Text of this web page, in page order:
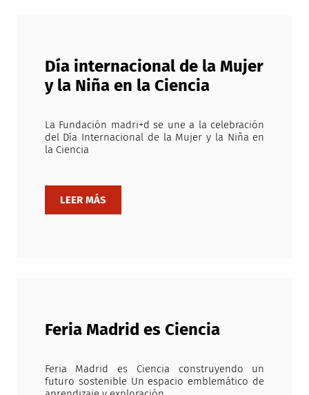
Día internacional de la Mujer
y la Niña en la Ciencia
La Fundación madri+d se une a la celebración
del Día Internacional de la Mujer y la Niña en
la Ciencia
Feria Madrid es Ciencia
Feria Madrid es Ciencia construyendo un
futuro sostenible Un espacio emblemático de